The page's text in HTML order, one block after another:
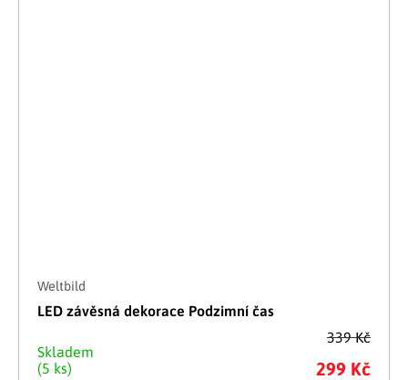
339 Kč
Weltbild
LED závěsná dekorace Podzimní čas
Skladem
(5 ks)
299 Kč